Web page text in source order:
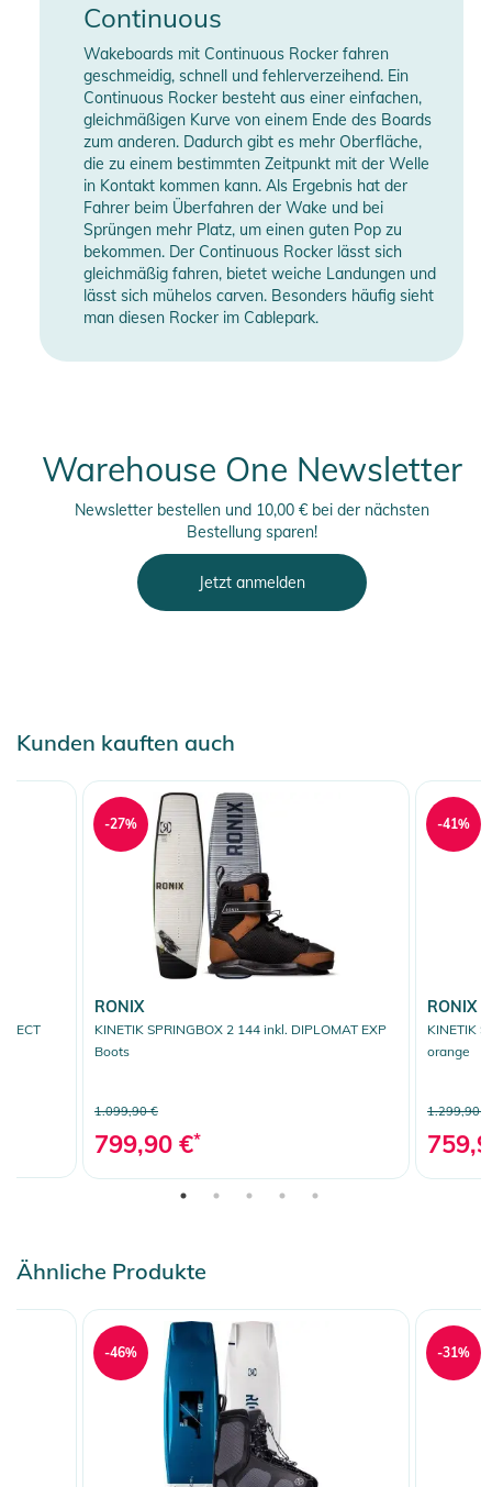
Continuous
Wakeboards mit Continuous Rocker fahren
geschmeidig, schnell und fehlerverzeihend. Ein
Continuous Rocker besteht aus einer einfachen,
gleichmäßigen Kurve von einem Ende des Boards
zum anderen. Dadurch gibt es mehr Oberfläche,
die zu einem bestimmten Zeitpunkt mit der Welle
in Kontakt kommen kann. Als Ergebnis hat der
Fahrer beim Überfahren der Wake und bei
Sprüngen mehr Platz, um einen guten Pop zu
bekommen. Der Continuous Rocker lässt sich
gleichmäßig fahren, bietet weiche Landungen und
lässt sich mühelos carven. Besonders häufig sieht
man diesen Rocker im Cablepark.
Warehouse One Newsletter
Newsletter bestellen und 10,00 € bei der nächsten
Bestellung sparen!
Jetzt anmelden
Kunden kauften auch
RONIX
KINETIK SPRINGBOX 2 144 inkl. DIPLOMAT EXP
Boots
1.099,90 €
799,90 €*
-27%
RONIX
KINETIK
orange
1.299,90 €
-41%
Ähnliche Produkte
-46% -31%